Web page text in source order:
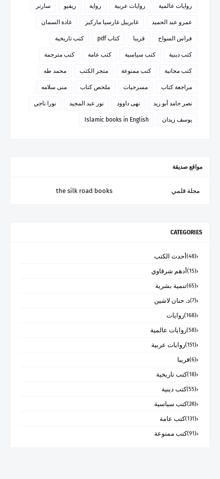
روايات عالمية روايات عربية رواية ريفيو سارتر
عمرو عبد الحميد غابرييل غارسيا ماركيز غادة السمان
فراس السواح قريبا كتاب pdf كتب تاريخية
كتب دينية كتب سياسية كتب عامة كتب مترجمة
كتب مجانية كتب ممنوعة متجر الكتب محمد طه
مراجعة كتاب مسرحيات ملخص كتاب منى سلامه
نصر حامد أبو زيد نهى داوود نور عبد المجيد نورا ناجي
يوسف زيدان Islamic books in English
مواقع صديقة
مجلة قلمي the silk road books
CATEGORIES
أحدث الكتب (48)
أدهم شرقاوي (15)
تنمية بشرية (65)
د. حنان لاشين (7)
روايات (168)
روايات عالمية (58)
روايات عربية (151)
قريبا (6)
كتب تاريخية (18)
كتب دينية (55)
كتب سياسية (28)
كتب عامة (131)
كتب ممنوعة (91)